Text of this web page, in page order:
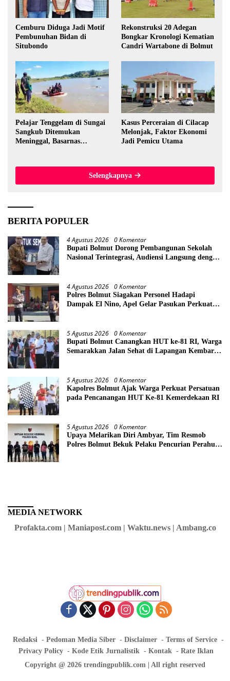
Cemburu Diduga Jadi Motif
Pembunuhan Bidan di
Situbondo
Rekonstruksi 20 Adegan
Bongkar Kronologi Kematian
Candri Wartabone di Bolmut
Pelajar Tenggelam di Sungai
Sangkub Ditemukan
Meninggal, Basarnas
Kasus Perceraian di Cilacap
Melonjak, Faktor Ekonomi
Jadi Pemicu Utama
Selengkapnya
BERITA POPULER
4 Agustus 2026 0 Komentar
Bupati Bolmut Dorong Pembangunan Sekolah
Nasional Terintegrasi, Audiensi Langsung dengan
4 Agustus 2026 0 Komentar
Polres Bolmut Siagakan Personel Hadapi
Dampak El Nino, Apel Gelar Pasukan Perkuat
5 Agustus 2026 0 Komentar
Bupati Bolmut Canangkan HUT ke-81 RI, Warga
Semarakkan Jalan Sehat di Lapangan Kembar
5 Agustus 2026 0 Komentar
Kapolres Bolmut Ajak Warga Perkuat Persatuan
pada Pencanangan HUT Ke-81 Kemerdekaan RI
5 Agustus 2026 0 Komentar
Upaya Melarikan Diri Ambyar, Tim Resmob
Polres Bolmut Bekuk Pelaku Pencurian Perahu
MEDIA NETWORK
Profakta.com | Maniapost.com | Waktu.news | Ambang.co
Redaksi Pedoman Media Siber Disclaimer
Terms of Service
Privacy Policy
Kode Etik Jurnalistik Kontak
Rate Iklan
Copyright @ 2026 trendingpublik.com | All right reserved